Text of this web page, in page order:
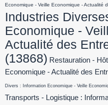
Economique - Veille Economique - Actualité
Industries
Economique -
Actualité des
(13868) Restauration -
Economique - Actualité des
Divers : Information Economique - Veille
Transports - Logistique :